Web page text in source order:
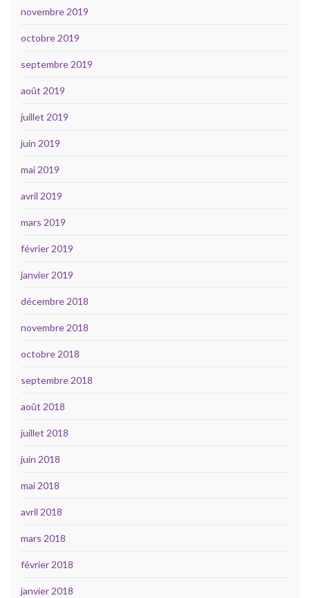
novembre 2019
octobre 2019
septembre 2019
août 2019
juillet 2019
juin 2019
mai 2019
avril 2019
mars 2019
février 2019
janvier 2019
décembre 2018
novembre 2018
octobre 2018
septembre 2018
août 2018
juillet 2018
juin 2018
mai 2018
avril 2018
mars 2018
février 2018
janvier 2018